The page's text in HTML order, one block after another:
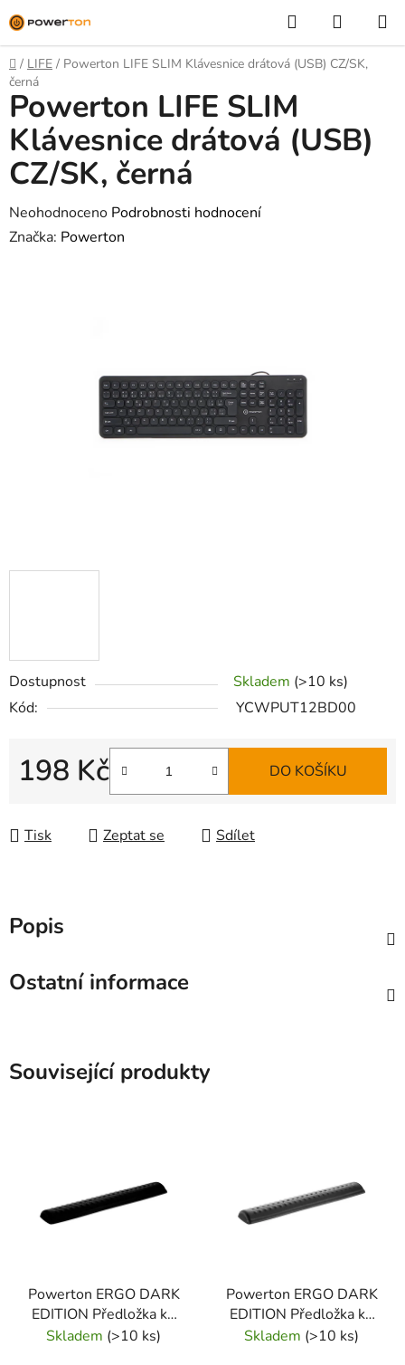
na
obsah
Hledat
KOŠÍK
Domů
/ LIFE / Powerton LIFE SLIM Klávesnice drátová (USB) CZ/SK,
černá
Dostupnost Skladem (>10 ks)
Kód:
YCWPUT12BD00
198 Kč DO KOŠÍKU
Tisk Zeptat se Sdílet
Powerton LIFE SLIM
Klávesnice drátová (USB)
CZ/SK, černá
Průměrné
hodnocení
Neohodnoceno Podrobnosti hodnocení
Značka: Powerton
Popis
Ostatní informace
Související produkty
Powerton ERGO DARK
EDITION Předložka ke
klávesnici pěnová, černá
Skladem (>10 ks)
Powerton ERGO DARK
EDITION Předložka ke
klávesnici pěnová, šedá
Skladem (>10 ks)